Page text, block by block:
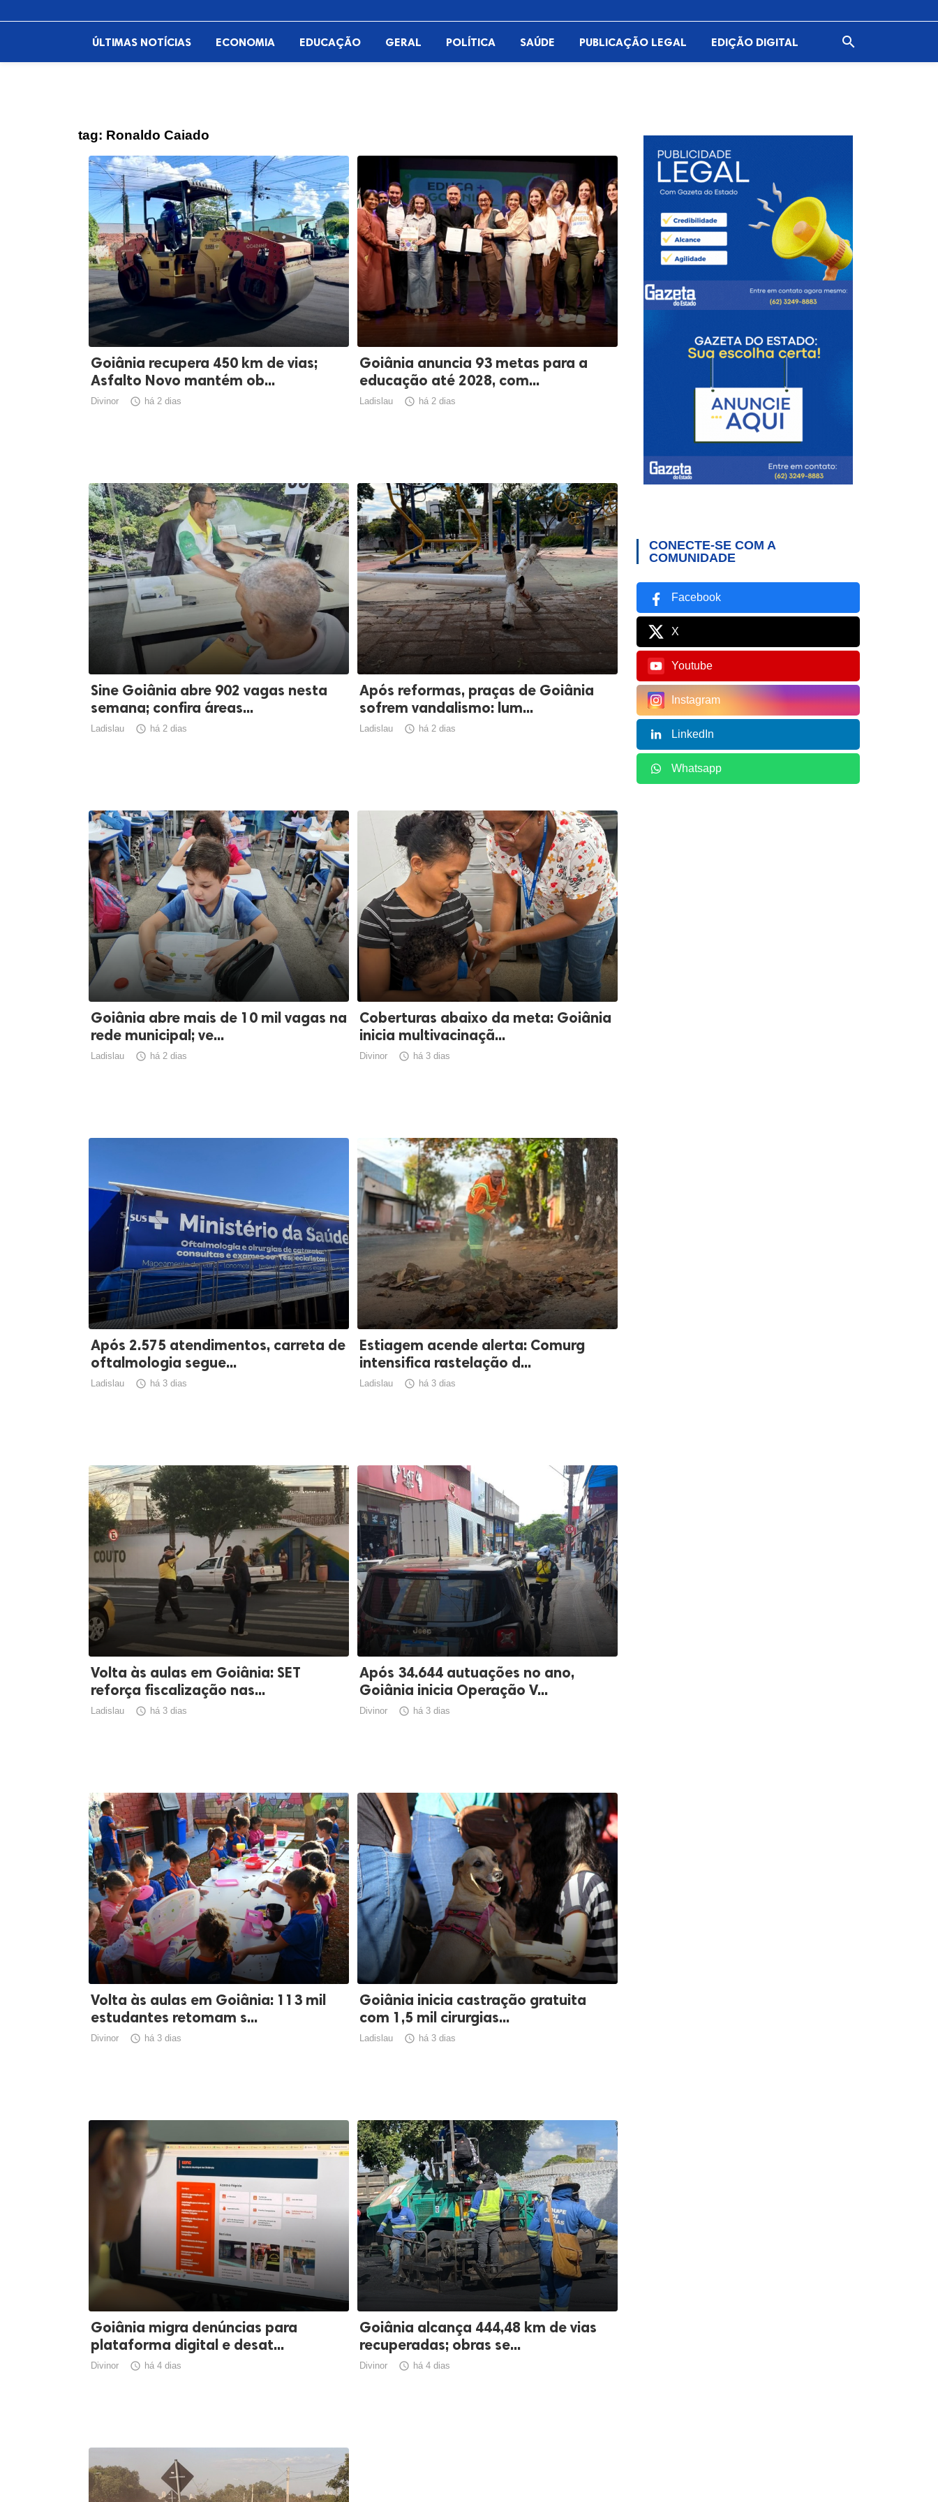
ÚLTIMAS NOTÍCIAS ECONOMIA EDUCAÇÃO GERAL POLÍTICA SAÚDE PUBLICAÇÃO LEGAL EDIÇÃO DIGITAL 
tag: Ronaldo Caiado
Goiânia recupera 450 km de vias;
Asfalto Novo mantém ob...
Divinor  há 2 dias
Goiânia anuncia 93 metas para a
educação até 2028, com...
Ladislau  há 2 dias
Sine Goiânia abre 902 vagas nesta
semana; confira áreas...
Ladislau  há 2 dias
Após reformas, praças de Goiânia
sofrem vandalismo: lum...
Ladislau  há 2 dias
Goiânia abre mais de 10 mil vagas na
rede municipal; ve...
Ladislau  há 2 dias
Coberturas abaixo da meta: Goiânia
inicia multivacinaçã...
Divinor  há 3 dias
Após 2.575 atendimentos, carreta de
oftalmologia segue...
Ladislau  há 3 dias
Estiagem acende alerta: Comurg
intensifica rastelação d...
Ladislau  há 3 dias
Volta às aulas em Goiânia: SET
reforça fiscalização nas...
Ladislau  há 3 dias
Após 34.644 autuações no ano,
Goiânia inicia Operação V...
Divinor  há 3 dias
Volta às aulas em Goiânia: 113 mil
estudantes retomam s...
Divinor  há 3 dias
Goiânia inicia castração gratuita
com 1,5 mil cirurgias...
Ladislau  há 3 dias
Goiânia migra denúncias para
plataforma digital e desat...
Divinor  há 4 dias
Goiânia alcança 444,48 km de vias
recuperadas; obras se...
Divinor  há 4 dias
CONECTE-SE COM A
COMUNIDADE
Facebook
X
Youtube
Instagram
LinkedIn
Whatsapp